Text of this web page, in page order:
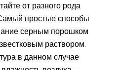
от разного рода
простые способы
серным порошком
раствором.
в данном случае